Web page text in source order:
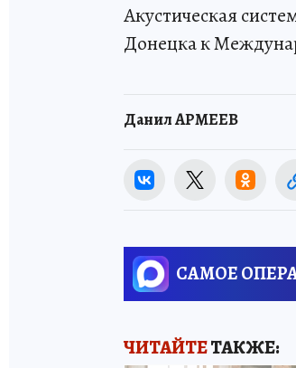
Акустическая
Донецка к
Данил АРМЕЕВ
САМОЕ
ЧИТАЙТЕТАКЖЕ: